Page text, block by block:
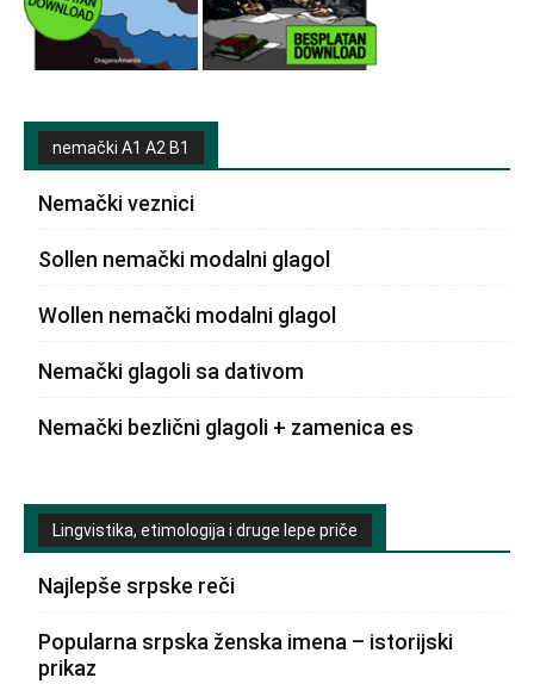
nemački A1 A2 B1
Nemački veznici
Sollen nemački modalni glagol
Wollen nemački modalni glagol
Nemački glagoli sa dativom
Nemački bezlični glagoli + zamenica es
Lingvistika, etimologija i druge lepe priče
Najlepše srpske reči
Popularna srpska ženska imena – istorijski
prikaz